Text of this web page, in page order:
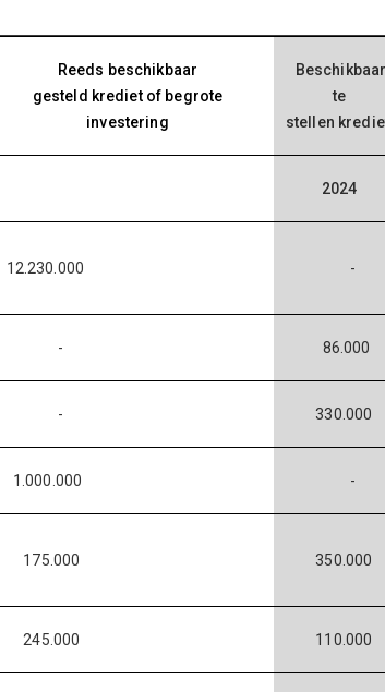
Reeds beschikbaar
gesteld krediet of begrote
investering
Beschikbaar
te
stellen
2024
12.230.000 -
- 86.000
- 330.000
1.000.000 -
175.000 350.000
245.000 110.000